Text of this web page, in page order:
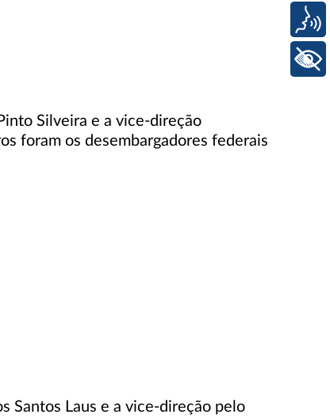
Silveira e a vice-direção
foram os desembargadores federais
Santos Laus e a vice-direção pelo